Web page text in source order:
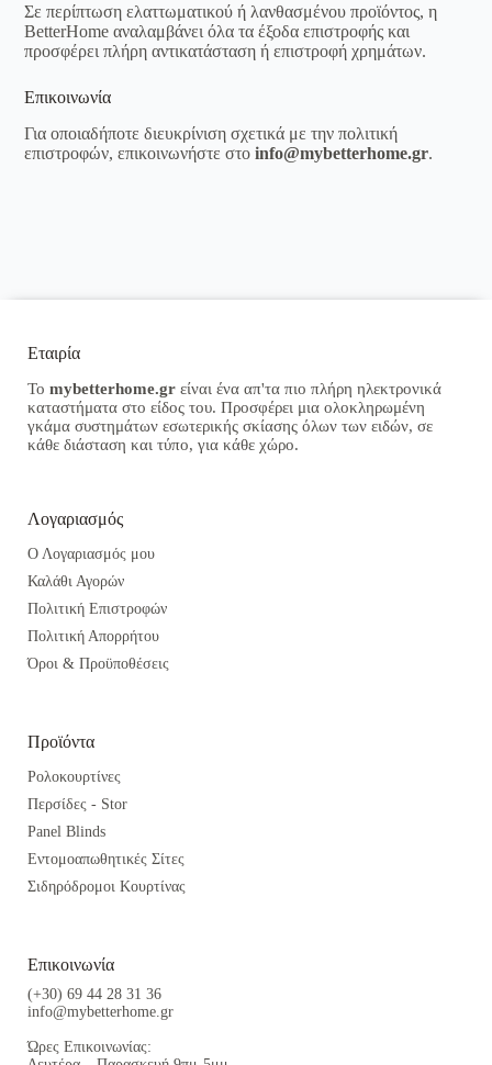
Σε περίπτωση ελαττωματικού ή λανθασμένου προϊόντος, η
BetterHome αναλαμβάνει όλα τα έξοδα επιστροφής και
προσφέρει πλήρη αντικατάσταση ή επιστροφή χρημάτων.
Επικοινωνία
Για οποιαδήποτε διευκρίνιση σχετικά με την πολιτική
επιστροφών, επικοινωνήστε στοinfo@mybetterhome.gr.
Εταιρία
Το mybetterhome.gr είναι ένα απ'τα πιο πλήρη ηλεκτρονικά
καταστήματα στο είδος του. Προσφέρει μια ολοκληρωμένη
γκάμα συστημάτων εσωτερικής σκίασης όλων των ειδών, σε
κάθε διάσταση και τύπο, για κάθε χώρο.
Λογαριασμός
Ο Λογαριασμός μου
Καλάθι Αγορών
Πολιτική Επιστροφών
Πολιτική Απορρήτου
Όροι & Προϋποθέσεις
Προϊόντα
Ρολοκουρτίνες
Περσίδες - Stor
Panel Blinds
Εντομοαπωθητικές Σίτες
Σιδηρόδρομοι Κουρτίνας
Επικοινωνία
(+30) 69 44 28 31 36
info@mybetterhome.gr
Ώρες Επικοινωνίας: